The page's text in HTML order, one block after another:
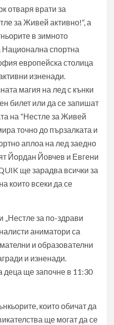
отваря врати за
за Живей активно!“, а
в зимното
Национална спортна
европейска столица
изненади.
магия на лед с кънки
билет или да се запишат
на “Нестле за Живей
точно до пързалката и
аплоа на лед заедно
Йордан Йовчев и Евгени
ще зарадва всички за
които всеки да се
„Нестле за по-здрави
аниматори са
и образователни
и изненади.
деца ще започне в 11:30
които обичат да
ще могат да се